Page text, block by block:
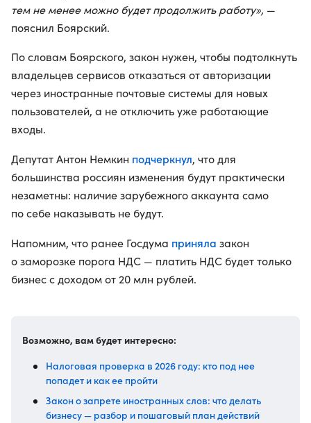
тем не менее можно будет продолжить работу», —
пояснил Боярский.
По словам Боярского, закон нужен, чтобы подтолкнуть
владельцев сервисов отказаться от авторизации
через иностранные почтовые системы для новых
пользователей, а не отключить уже работающие
входы.
Депутат Антон Немкин подчеркнул, что для
большинства россиян изменения будут практически
незаметны: наличие зарубежного аккаунта само
по себе наказывать не будут.
Напомним, что ранее Госдума приняла закон
о заморозке порога НДС — платить НДС будет только
бизнес с доходом от 20 млн рублей.
Возможно, вам будет интересно:
Налоговая проверка в 2026 году: кто под нее
попадет и как ее пройти
Закон о запрете иностранных слов: что делать
бизнесу — разбор и пошаговый план действий